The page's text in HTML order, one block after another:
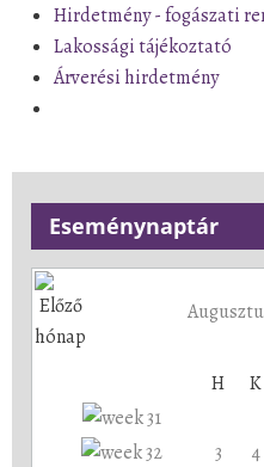
Hirdetmény - fogászati
Lakossági tájékoztató
Árverési hirdetmény
Eseménynaptár
H K
3
4